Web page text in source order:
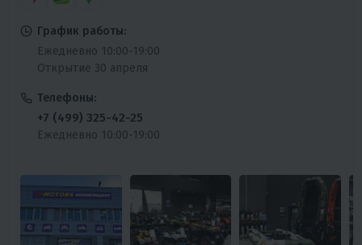
График работы:
Ежедневно 10:00-19:00
Открытие 30 апреля
Телефоны:
+7 (499) 325-42-25
Ежедневно 10:00-19:00